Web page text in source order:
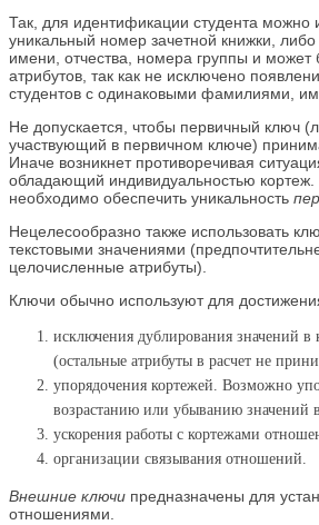
Так, для идентификации студента можно
уникальный номер зачетной книжки,
имени, отчества, номера группы и может
атрибутов, так как не исключено
студентов с одинаковыми фамилиями,
Не допускается, чтобы первичный ключ
участвующий в первичном ключе)
Иначе возникнет противоречивая
обладающий индивидуальностью
необходимо обеспечить уникальность
Нецелесообразно также использовать
текстовыми значениями
целочисленные атрибуты).
Ключи обычно используют для
исключения дублирования значений в
(остальные атрибуты в расчет не
упорядочения кортежей. Возможно
возрастанию или убыванию значений
ускорения работы с кортежами
организации связывания отношений.
Внешние ключи предназначены для
отношениями.